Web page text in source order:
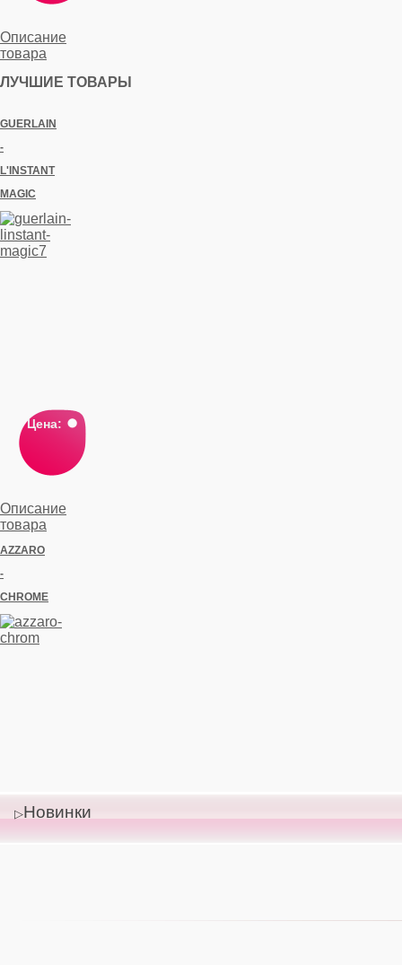
Описание
товара
ЛУЧШИЕ ТОВАРЫ
GUERLAIN
-
L'INSTANT
MAGIC
Цена:
Описание
товара
AZZARO
-
CHROME
Цена со
Новинки